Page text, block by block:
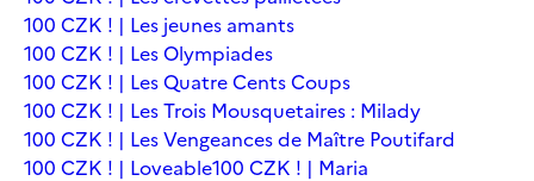
100 CZK ! | Les jeunes amants
100 CZK ! | Les Olympiades
100 CZK ! | Les Quatre Cents Coups
100 CZK ! | Les Trois Mousquetaires : Milady
100 CZK ! | Les Vengeances de Maître Poutifard
100 CZK ! | Loveable100 CZK ! | Maria